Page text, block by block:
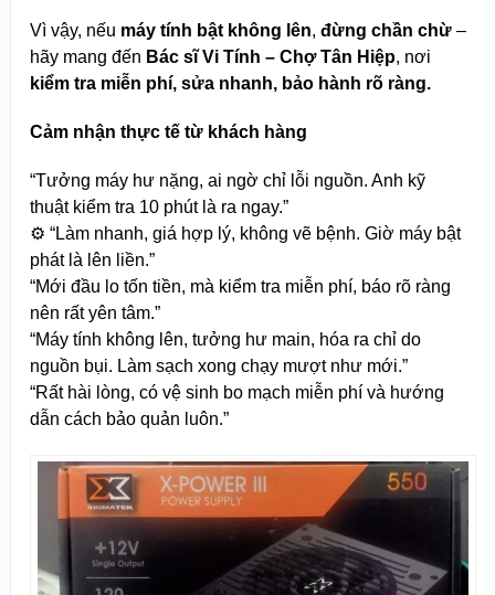
Vì vậy, nếu máy tính bật không lên, đừng chần chừ–
hãy mang đến Bác sĩ Vi Tính – Chợ Tân Hiệp, nơi
kiểm tra miễn phí, sửa nhanh, bảo hành rõ ràng.
Cảm nhận thực tế từ khách hàng
“Tưởng máy hư nặng, ai ngờ chỉ lỗi nguồn. Anh kỹ
thuật kiểm tra 10 phút là ra ngay.”
⚙️ “Làm nhanh, giá hợp lý, không vẽ bệnh. Giờ máy bật
phát là lên liền.”
“Mới đầu lo tốn tiền, mà kiểm tra miễn phí, báo rõ ràng
nên rất yên tâm.”
“Máy tính không lên, tưởng hư main, hóa ra chỉ do
nguồn bụi. Làm sạch xong chạy mượt như mới.”
“Rất hài lòng, có vệ sinh bo mạch miễn phí và hướng
dẫn cách bảo quản luôn.”